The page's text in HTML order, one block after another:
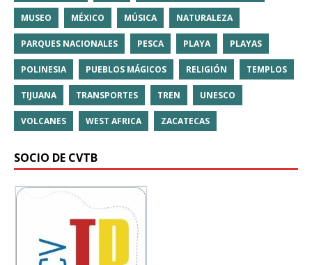
MUSEO MÉXICO MÚSICA NATURALEZA
PARQUES NACIONALES PESCA PLAYA PLAYAS
POLINESIA PUEBLOS MÁGICOS RELIGIÓN TEMPLOS
TIJUANA TRANSPORTES TREN UNESCO
VOLCANES WEST AFRICA ZACATECAS
SOCIO DE CVTB